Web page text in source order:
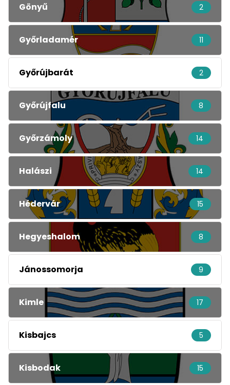
Gönyű 2
Győrladamér 11
Győrújbarát 2
Győrújfalu 8
Győrzámoly 14
Halászi 14
Hédervár 15
Hegyeshalom 8
Jánossomorja 9
Kimle 17
Kisbajcs 5
Kisbodak 15